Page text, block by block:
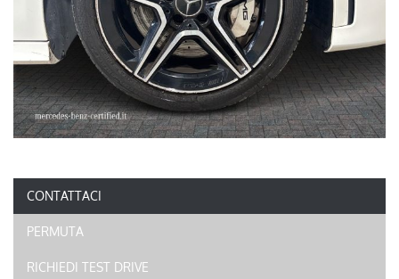
CONTATTACI
PERMUTA
RICHIEDI TEST DRIVE